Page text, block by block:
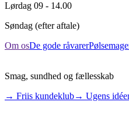
Lørdag 09 - 14.00
Søndag (efter aftale)
Om osDe gode råvarer
Smag, sundhed og fællesskab
→ Friis kundeklub→ Ugens